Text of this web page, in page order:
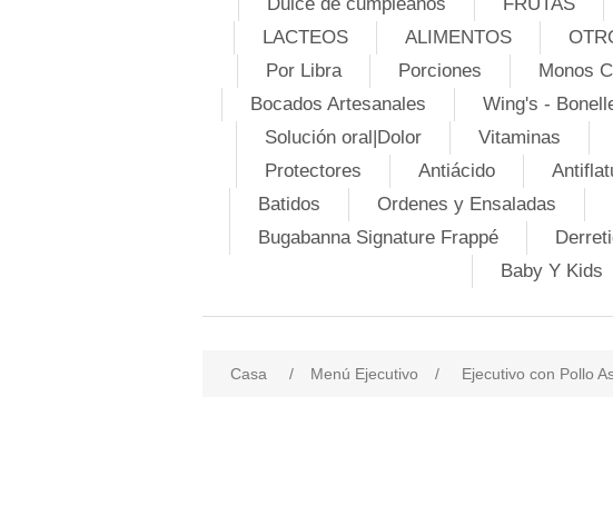
LACTEOS
ALIMENTOS
Por Libra
Porciones Monos
Bocados Artesanales
Wing's -
Solución oral|Dolor
Vitaminas
Protectores
Antiácido
Batidos
Ordenes y Ensaladas
Bugabanna Signature Frappé
Baby Y Kids
Casa / Menú Ejecutivo / Ejecutivo con Pollo